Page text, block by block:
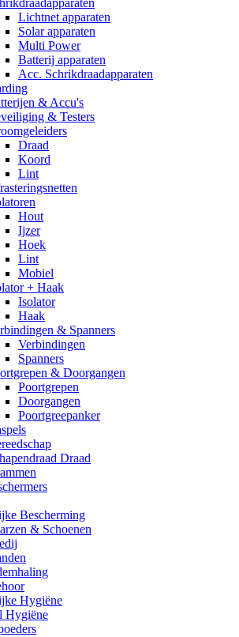
Lichtnet apparaten
Solar apparaten
Multi Power
Batterij apparaten
Acc. Schrikdraadapparaten
& Accu's
& Testers
Draad
Koord
Lint
Hout
Ijzer
Hoek
Lint
Mobiel
+ Haak
Isolator
Haak
& Spanners
Verbindingen
Spanners
& Doorgangen
Poortgrepen
Doorgangen
Poortgreepanker
Draad
Bescherming
& Schoenen
Hygiëne
Hygiëne